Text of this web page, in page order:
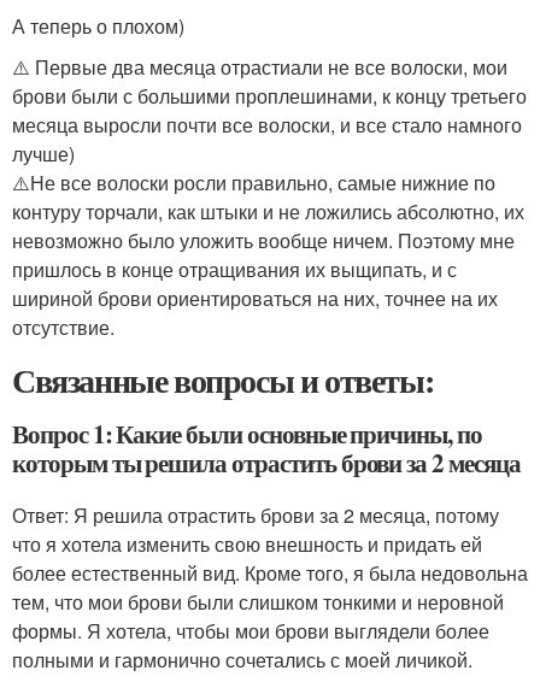
А теперь о плохом)
⚠️ Первые два месяца отрастиали не все волоски, мои
брови были с большими проплешинами, к концу третьего
месяца выросли почти все волоски, и все стало намного
лучше)
⚠️Не все волоски росли правильно, самые нижние по
контуру торчали, как штыки и не ложились абсолютно, их
невозможно было уложить вообще ничем. Поэтому мне
пришлось в конце отращивания их выщипать, и с
шириной брови ориентироваться на них, точнее на их
отсутствие.
Связанные вопросы и ответы:
Вопрос 1: Какие были основные причины, по
которым ты решила отрастить брови за 2 месяца
Ответ: Я решила отрастить брови за 2 месяца, потому
что я хотела изменить свою внешность и придать ей
более естественный вид. Кроме того, я была недовольна
тем, что мои брови были слишком тонкими и неровной
формы. Я хотела, чтобы мои брови выглядели более
полными и гармонично сочетались с моей личикой.